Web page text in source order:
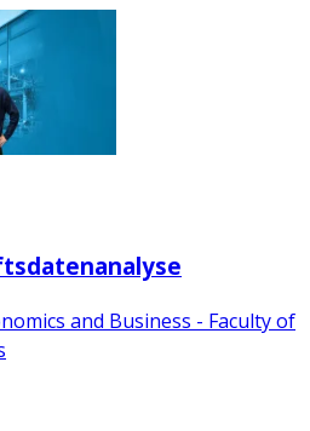
and Business - Faculty of